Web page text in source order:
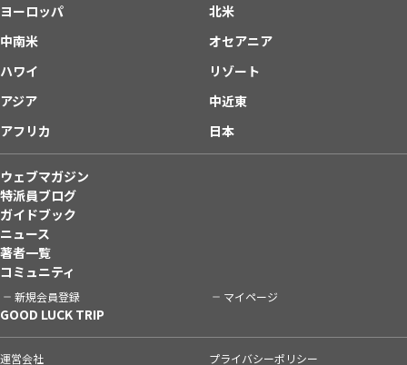
ヨーロッパ
北米
中南米
オセアニア
ハワイ
リゾート
アジア
中近東
アフリカ
日本
ウェブマガジン
特派員ブログ
ガイドブック
ニュース
著者一覧
コミュニティ
新規会員登録 マイページ
GOOD LUCK TRIP
運営会社
プライバシーポリシー